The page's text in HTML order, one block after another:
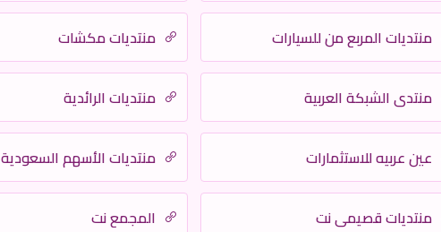
منتديات المربع من للسيارات منتديات مكشات
منتدى الشبكة العربية منتديات الرائدية
عين عربيه للاستثمارات منتديات الأسهم السعودية
منتديات قصيمي نت المجمع نت